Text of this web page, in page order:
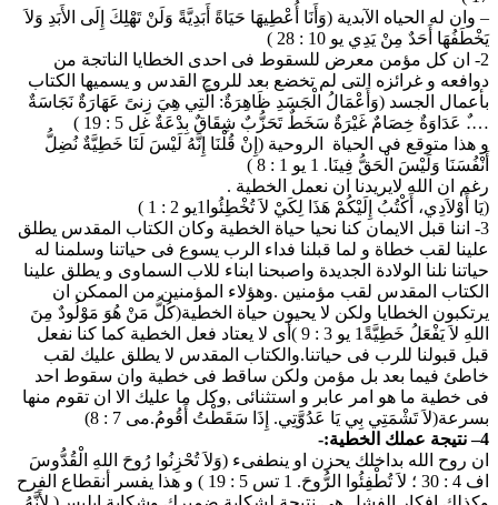
– وان له الحياه الآبدية (وَأَنَا أُعْطِيهَا حَيَاةً أَبَدِيَّةً وَلَنْ تَهْلِكَ إِلَى الأَبَدِ وَلاَ
يَخْطَفُهَا أَحَدٌ مِنْ يَدِي يو 10 : 28 )
2- ان كل مؤمن معرض للسقوط فى احدى الخطايا الناتجة من
دوافعه و غرائزه التى لم تخضع بعد للروح القدس و يسميها الكتاب
بأعمال الجسد (وَأَعْمَالُ الْجَسَدِ ظَاهِرَةٌ: الَّتِي هِيَ زِنىً عَهَارَةٌ نَجَاسَةٌ
….ٌ عَدَاوَةٌ خِصَامٌ غَيْرَةٌ سَخَطٌ تَحَزُّبٌ شِقَاقٌ بِدْعَةٌ غل 5 : 19 )
و هذا متوقع فى الحياة الروحية (إِنْ قُلْنَا إِنَّهُ لَيْسَ لَنَا خَطِيَّةٌ نُضِلُّ
أَنْفُسَنَا وَلَيْسَ الْحَقُّ فِينَا. 1 يو 1 : 8 )
رغم ان الله لايريدنا ان نعمل الخطية .
(يَا أَوْلاَدِي، أَكْتُبُ إِلَيْكُمْ هَذَا لِكَيْ لاَ تُخْطِئُوا1يو 2 : 1 )
3- اننا قبل الايمان كنا نحيا حياة الخطية وكان الكتاب المقدس يطلق
علينا لقب خطاة و لما قبلنا فداء الرب يسوع فى حياتنا وسلمنا له
حياتنا نلنا الولادة الجديدة واصبحنا ابناء للاب السماوى و يطلق علينا
الكتاب المقدس لقب مؤمنين .وهؤلاء المؤمنين من الممكن ان
يرتكبون الخطايا ولكن لا يحيون حياة الخطية(كُلُّ مَنْ هُوَ مَوْلُودٌ مِنَ
اللهِ لاَ يَفْعَلُ خَطِيَّةً1 يو 3 : 9 )أى لا يعتاد فعل الخطية كما كنا نفعل
قبل قبولنا للرب فى حياتنا.والكتاب المقدس لا يطلق عليك لقب
خاطئ فيما بعد بل مؤمن ولكن ساقط فى خطية وان سقوط احد
فى خطية ما هو امر عابر و استثنائى ,وكل ما عليك الا ان تقوم منها
بسرعة(لاَ تَشْمَتِي بِي يَا عَدُوَّتِي. إِذَا سَقَطْتُ أَقُومُ.مى 7 : 8)
4– نتيجة عملك الخطية:-
ان روح الله بداخلك يحزن او ينطفىء (وَلاَ تُحْزِنُوا رُوحَ اللهِ الْقُدُّوسَ
اف 4 : 30 ؛ لاَ تُطْفِئُوا الرُّوحَ. 1 تس 5 : 19 ) و هذا يفسر أنقطاع الفرح